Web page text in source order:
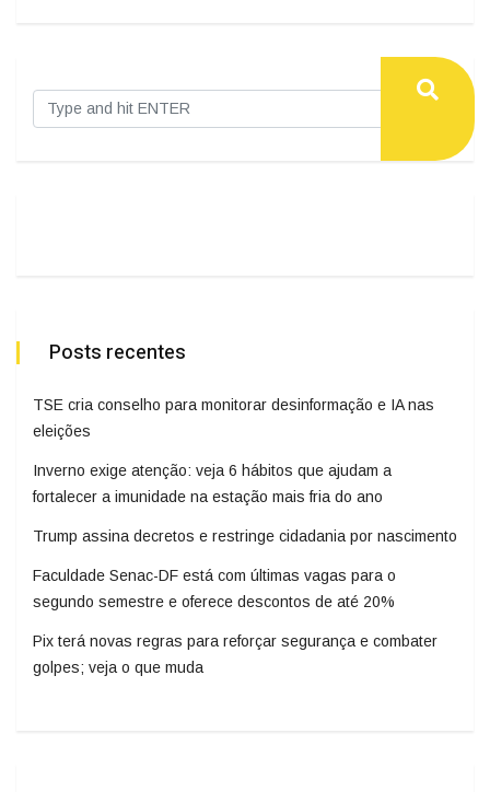
Posts recentes
TSE cria conselho para monitorar desinformação e IA nas
eleições
Inverno exige atenção: veja 6 hábitos que ajudam a
fortalecer a imunidade na estação mais fria do ano
Trump assina decretos e restringe cidadania por nascimento
Faculdade Senac-DF está com últimas vagas para o
segundo semestre e oferece descontos de até 20%
Pix terá novas regras para reforçar segurança e combater
golpes; veja o que muda